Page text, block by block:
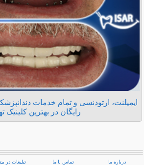
ایمپلنت، ارتودنسی و تمام خدمات
رایگان در بهترین کلینیک
درباره ما تماس با ما تبلیغات در